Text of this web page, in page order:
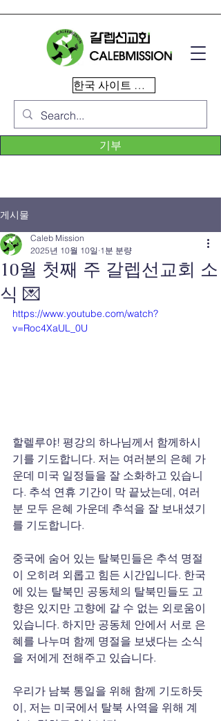
한국 사이트 이동
기부
게시물
10월 첫째 주 갈렙선교회 소
식 💌
Caleb Mission
2025년 10월 10일 1분 분량
https://www.youtube.com/watch?
v=Roc4XaUL_0U
할렐루야! 평강의 하나님께서 함께하시
기를 기도합니다. 저는 여러분의 은혜 가
운데 미국 일정들을 잘 소화하고 있습니
다. 추석 연휴 기간이 막 끝났는데, 여러
분 모두 은혜 가운데 추석을 잘 보내셨기
를 기도합니다.
중국에 숨어 있는 탈북민들은 추석 명절
이 오히려 외롭고 힘든 시간입니다. 한국
에 있는 탈북민 공동체의 탈북민들도 고
향은 있지만 고향에 갈 수 없는 외로움이
있습니다. 하지만 공동체 안에서 서로 은
혜를 나누며 함께 명절을 보냈다는 소식
을 저에게 전해주고 있습니다.
우리가 남북 통일을 위해 함께 기도하듯
이, 저는 미국에서 탈북 사역을 위해 계